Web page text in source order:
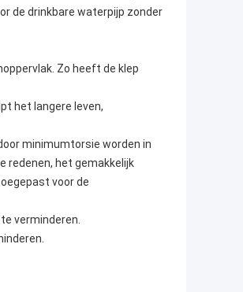
de drinkbare waterpijp zonder
Zo heeft de klep
het langere leven,
minimumtorsie worden in
redenen, het gemakkelijk
voor de
verminderen.